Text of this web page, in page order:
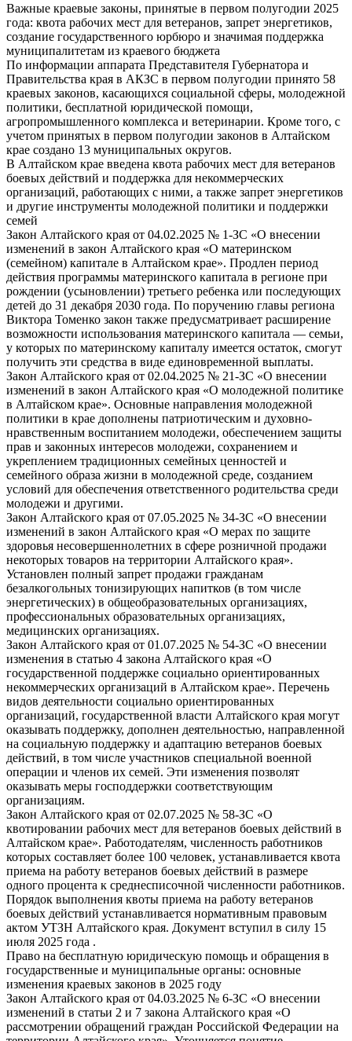
Важные краевые законы, принятые в первом полугодии 2025
года: квота рабочих мест для ветеранов, запрет энергетиков,
создание государственного юрбюро и значимая поддержка
муниципалитетам из краевого бюджета
По информации аппарата Представителя Губернатора и
Правительства края в АКЗС в первом полугодии принято 58
краевых законов, касающихся социальной сферы, молодежной
политики, бесплатной юридической помощи,
агропромышленного комплекса и ветеринарии. Кроме того, с
учетом принятых в первом полугодии законов в Алтайском
крае создано 13 муниципальных округов.
В Алтайском крае введена квота рабочих мест для ветеранов
боевых действий и поддержка для некоммерческих
организаций, работающих с ними, а также запрет энергетиков
и другие инструменты молодежной политики и поддержки
семей
Закон Алтайского края от 04.02.2025 № 1-ЗС «О внесении
изменений в закон Алтайского края «О материнском
(семейном) капитале в Алтайском крае». Продлен период
действия программы материнского капитала в регионе при
рождении (усыновлении) третьего ребенка или последующих
детей до 31 декабря 2030 года. По поручению главы региона
Виктора Томенко закон также предусматривает расширение
возможности использования материнского капитала — семьи,
у которых по материнскому капиталу имеется остаток, смогут
получить эти средства в виде единовременной выплаты.
Закон Алтайского края от 02.04.2025 № 21-ЗС «О внесении
изменений в закон Алтайского края «О молодежной политике
в Алтайском крае». Основные направления молодежной
политики в крае дополнены патриотическим и духовно-
нравственным воспитанием молодежи, обеспечением защиты
прав и законных интересов молодежи, сохранением и
укреплением традиционных семейных ценностей и
семейного образа жизни в молодежной среде, созданием
условий для обеспечения ответственного родительства среди
молодежи и другими.
Закон Алтайского края от 07.05.2025 № 34-ЗС «О внесении
изменений в закон Алтайского края «О мерах по защите
здоровья несовершеннолетних в сфере розничной продажи
некоторых товаров на территории Алтайского края».
Установлен полный запрет продажи гражданам
безалкогольных тонизирующих напитков (в том числе
энергетических) в общеобразовательных организациях,
профессиональных образовательных организациях,
медицинских организациях.
Закон Алтайского края от 01.07.2025 № 54-ЗС «О внесении
изменения в статью 4 закона Алтайского края «О
государственной поддержке социально ориентированных
некоммерческих организаций в Алтайском крае». Перечень
видов деятельности социально ориентированных
организаций, государственной власти Алтайского края могут
оказывать поддержку, дополнен деятельностью, направленной
на социальную поддержку и адаптацию ветеранов боевых
действий, в том числе участников специальной военной
операции и членов их семей. Эти изменения позволят
оказывать меры господдержки соответствующим
организациям.
Закон Алтайского края от 02.07.2025 № 58-ЗС «О
квотировании рабочих мест для ветеранов боевых действий в
Алтайском крае». Работодателям, численность работников
которых составляет более 100 человек, устанавливается квота
приема на работу ветеранов боевых действий в размере
одного процента к среднесписочной численности работников.
Порядок выполнения квоты приема на работу ветеранов
боевых действий устанавливается нормативным правовым
актом УТЗН Алтайского края. Документ вступил в силу 15
июля 2025 года .
Право на бесплатную юридическую помощь и обращения в
государственные и муниципальные органы: основные
изменения краевых законов в 2025 году
Закон Алтайского края от 04.03.2025 № 6-ЗС «О внесении
изменений в статьи 2 и 7 закона Алтайского края «О
рассмотрении обращений граждан Российской Федерации на